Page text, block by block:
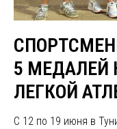
5 МЕДАЛЕЙ
ЛЕГКОЙ
С 12 по 19 июня в